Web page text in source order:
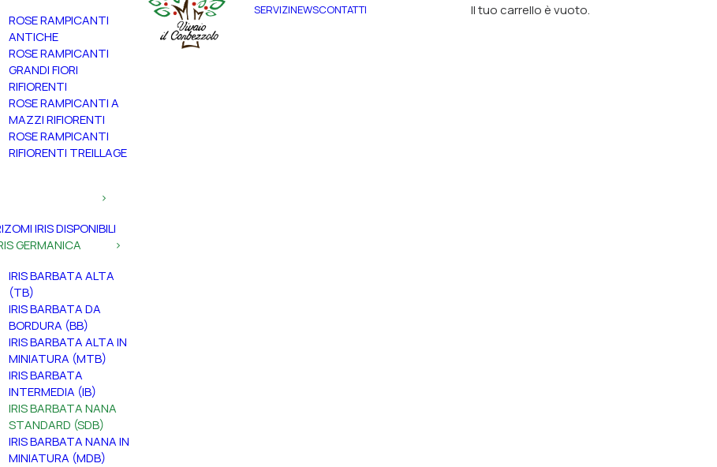
ROSE RAMPICANTI
ANTICHE
ROSE RAMPICANTI
GRANDI FIORI
RIFIORENTI
ROSE RAMPICANTI A
MAZZI RIFIORENTI
ROSE RAMPICANTI
RIFIORENTI TREILLAGE
IRIS DISPONIBILI
GERMANICA
IRIS BARBATA ALTA
(TB)
IRIS BARBATA DA
BORDURA (BB)
IRIS BARBATA ALTA IN
MINIATURA (MTB)
IRIS BARBATA
INTERMEDIA (IB)
IRIS BARBATA NANA
STANDARD (SDB)
IRIS BARBATA NANA IN
MINIATURA (MDB)
SERVIZINEWSCONTATTI Il tuo carrello è vuoto.